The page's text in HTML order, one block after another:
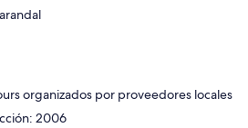
organizados por proveedores locales
2006